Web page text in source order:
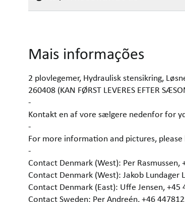
Mais informações
2 plovlegemer, Hydraulisk stensikring,
260408 (KAN FØRST LEVERES EFTER
-
Kontakt en af vore sælgere nedenfor for
-
For more information and pictures,
-
Contact Denmark (West): Per
Contact Denmark (West): Jakob Lundager
Contact Denmark (East): Uffe Jensen,
Contact Sweden: Per Andreén, +46